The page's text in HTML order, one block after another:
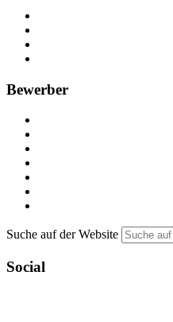
Bewerber
Suche auf der Website
Social